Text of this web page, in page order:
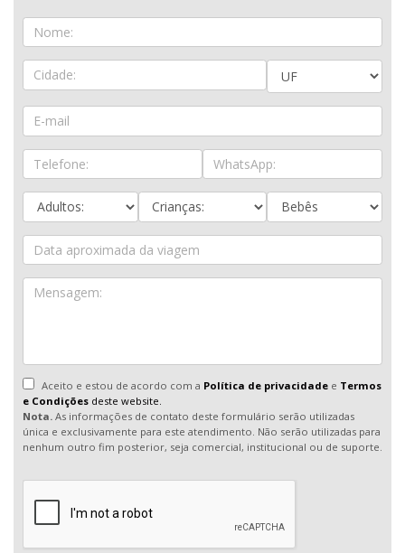
Aceito e estou de acordo com a Política de privacidadee Termos
e Condições deste website.
Nota. As informações de contato deste formulário serão utilizadas
única e exclusivamente para este atendimento. Não serão utilizadas para
nenhum outro fim posterior, seja comercial, institucional ou de suporte.